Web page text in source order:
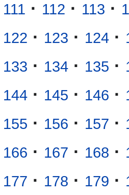
111 · 112 · 113 ·
122 · 123 · 124 ·
133 · 134 · 135 ·
144 · 145 · 146 ·
155 · 156 · 157 ·
166 · 167 · 168 ·
177 · 178 · 179 ·